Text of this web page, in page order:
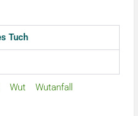
Tuch
Wut Wutanfall